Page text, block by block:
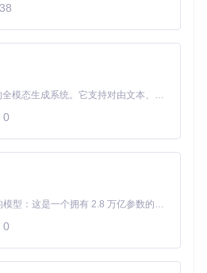
）
MiniMax H3 是一个通用的全模态生成系统。它支持对由文本、图像、视频和音频组成的多模态上下文进行统一理解，并能生成分辨率高达 2K、时长可达 15 秒的带原生立体声音频的视频。得益于面向任务泛化的系统设计，H3 在预训练阶段就已具备广泛的多模态上下文理解与生成能力，能够出色地执行复杂的多模态指令。
0
Kimi K3 是Kimi能力最强的模型：这是一个拥有 2.8 万亿参数的混合专家（MoE）模型，具备原生视觉理解能力，并支持 100 万 token 的上下文窗口。
0